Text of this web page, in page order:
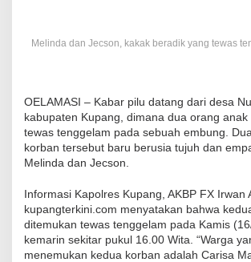
Melinda dan Jecson, kakak beradik yang tewas
OELAMASI – Kabar pilu datang dari desa
kabupaten Kupang, dimana dua orang anak
tewas tenggelam pada sebuah embung.
korban tersebut baru berusia tujuh dan
Melinda dan Jecson.
Informasi Kapolres Kupang, AKBP FX Irwan
kupangterkini.com menyatakan bahwa
ditemukan tewas tenggelam pada Kamis
kemarin sekitar pukul 16.00 Wita. “Warga
menemukan kedua korban adalah Carisa